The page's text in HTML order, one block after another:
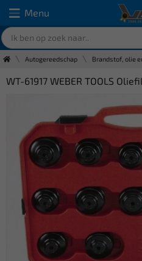
Menu
Autogereedschap Brandstof, olie
WT-61917 WEBER TOOLS